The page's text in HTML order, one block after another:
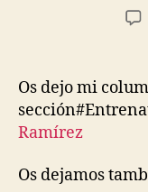
Os dejo mi
Ramírez
Os dejamos